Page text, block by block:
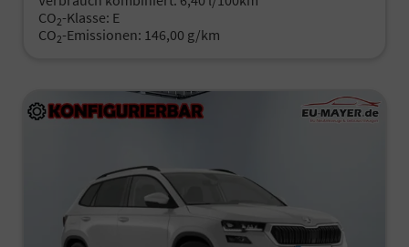
CO2-Klasse: E
CO2-Emissionen: 146,00 g/km